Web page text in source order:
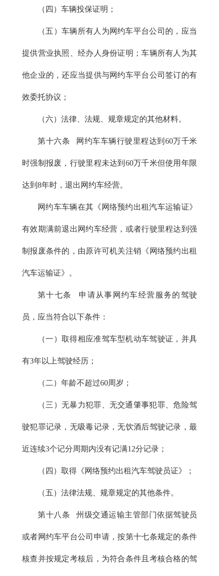
（四）车辆投保证明；
（五）车辆所有人为网约车平台公司的，应当
提供营业执照、经办人身份证明；车辆所有人为其
他企业的，还应当提供与网约车平台公司签订的有
效委托协议；
（六）法律、法规、规章规定的其他材料。
第十六条 网约车车辆行驶里程达到60万千米
时强制报废，行驶里程未达到60万千米但使用年限
达到8年时，退出网约车经营。
网约车车辆在其《网络预约出租汽车运输证》
有效期满前退出网约车经营，或者行驶里程达到强
制报废条件的，由原许可机关注销《网络预约出租
汽车运输证》。
第十七条 申请从事网约车经营服务的驾驶
员，应当符合以下条件：
（一）取得相应准驾车型机动车驾驶证，并具
有3年以上驾驶经历；
（二）年龄不超过60周岁；
（三）无暴力犯罪、无交通肇事犯罪、危险驾
驶犯罪记录，无吸毒记录，无饮酒后驾驶记录，最
近连续3个记分周期内没有记满12分记录；
（四）取得《网络预约出租汽车驾驶员证》；
（五）法律法规、规章规定的其他条件。
第十八条 州级交通运输主管部门依据驾驶员
或者网约车平台公司申请，按第十七条规定的条件
核查并按规定考核后，为符合条件且考核合格的驾